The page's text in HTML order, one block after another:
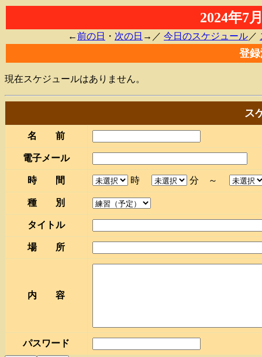
2024年7
←前の日 ・ 次の日 →／ 今日のスケジュール ／
登
現在スケジュールはありません。
ス
名 前
電子メール
時 間 時 分 ～
種 別
タイトル
場 所
内 容
パスワード